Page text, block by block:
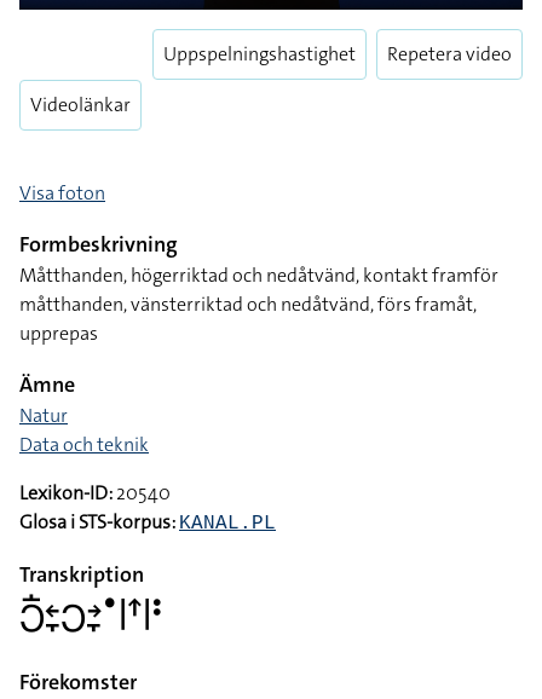
Play
Enter
Videolänkar
Uppspelningshastighet Repetera video
Visa foton
Formbeskrivning
Måtthanden, högerriktad och nedåtvänd, kontakt framför
måtthanden, vänsterriktad och nedåtvänd, förs framåt,
upprepas
Ämne
Natur
Data och teknik
Lexikon-ID:20540
Glosa i STS-korpus: KANAL.PL
Transkription
􌥋􌥛􌥓􌥙􌥋􌥔􌥙􌤟􌥼􌦃􌥼􌥻
Förekomster